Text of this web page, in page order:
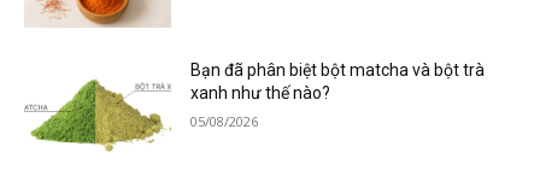
Bạn đã phân biệt bột matcha và bột trà
xanh như thế nào?
05/08/2026